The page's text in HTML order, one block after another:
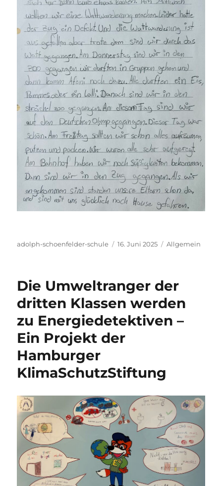
Autor
adolph-schoenfelder-schule
Veröffentlicht
16. Juni 2025 Kategorien
Allgemein
Die Umweltranger der
dritten Klassen werden
zu Energiedetektiven –
Ein Projekt der
Hamburger
KlimaSchutzStiftung